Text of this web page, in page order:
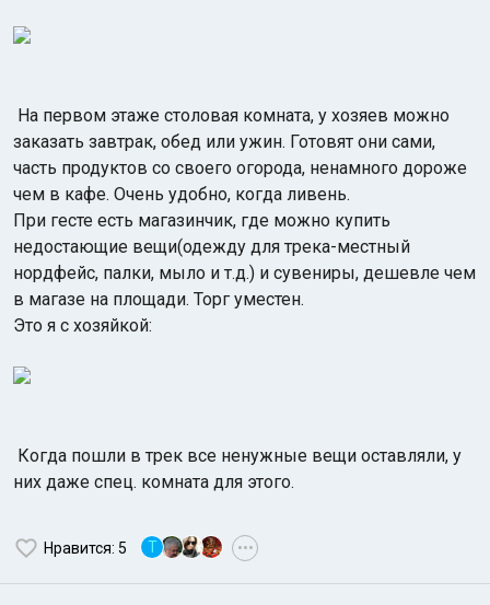
На первом этаже столовая комната, у хозяев можно
заказать завтрак, обед или ужин. Готовят они сами,
часть продуктов со своего огорода, ненамного дороже
чем в кафе. Очень удобно, когда ливень.
При гесте есть магазинчик, где можно купить
недостающие вещи(одежду для трека-местный
нордфейс, палки, мыло и т.д.) и сувениры, дешевле чем
в магазе на площади. Торг уместен.
Это я с хозяйкой:
Когда пошли в трек все ненужные вещи оставляли, у
них даже спец. комната для этого.
Нравится: 5 T •••